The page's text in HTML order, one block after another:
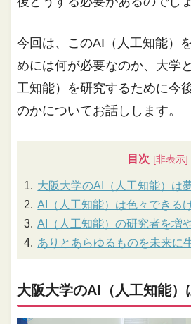
今回は、このAI（人工知能）
めには何が必要なのか、大学
工知能）を研究するために今
のかについてお話しします。
目次
大阪大学のAI（人工知能）は
AI（人工知能）は色々できる
AI（人工知能）の研究者を増
ありとあらゆるものを未来に
大阪大学のAI（人工知能）